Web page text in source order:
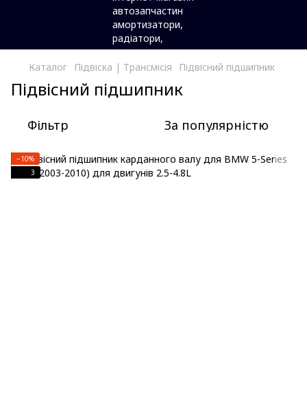
Каталог Підвіска | Трансмісія Підвісний підшипник
Підвісний підшипник
Фільтр За популярністю
−10%
3